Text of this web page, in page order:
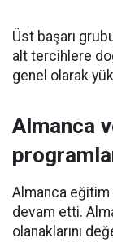
Üst başarı
alt tercihlere
genel olarak
Almanca
Almanca eğitim
devam etti.
olanaklarını